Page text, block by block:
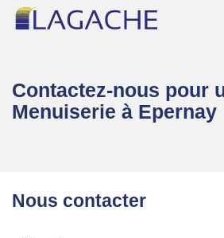
Contactez-nous pour
Menuiserie à Epernay
Nous contacter